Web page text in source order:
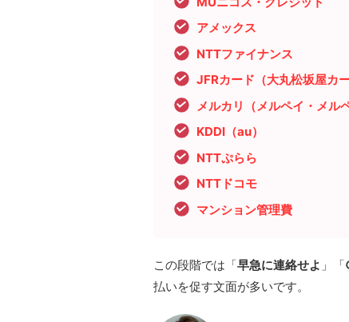
アメックス
NTTファイナンス
JFRカード（大丸松坂屋カー
メルカリ（メルペイ・メル
KDDI（au）
NTTぷらら
NTTドコモ
マンション管理費
この段階では「早急に連絡せよ 」「
払いを促す文面が多いです。